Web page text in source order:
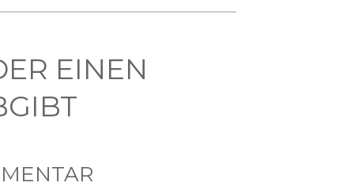
EINEN